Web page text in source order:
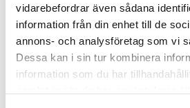
vidarebefordrar även sådana
information från din enhet till de
annons- och analysföretag som vi
Dessa kan i sin tur kombinera
information som du har
och processförbättring. Genom
förbättring strävar vi efter att öka
effektiviteten i hela vår
Utbildning och